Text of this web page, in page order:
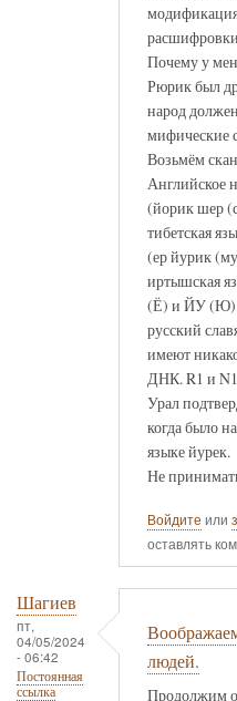
Почему у
Рюрик был
народ
мифические
Возьмём
Английское
(йорик шер
тибетская
(ер йурик
иртышская
(Ё) и ЙУ (Ю).
русский
имеют
ДНК. R1 и
Урал
когда было
языке йурек.
Не
Войдите или
оставлять
Шагиев
пт,
04/05/2024
- 06:42
Постоянная
ссылка
людей.
Продолжим